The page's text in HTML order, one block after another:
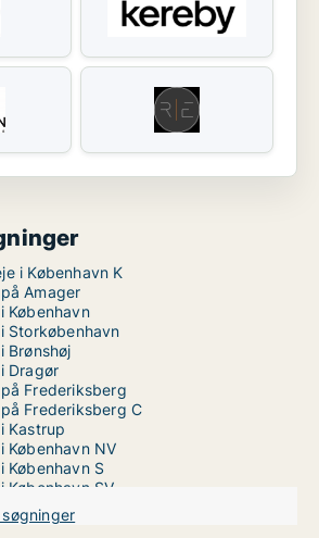
i København K
Amager
København
Storkøbenhavn
Brønshøj
Dragør
Frederiksberg
Frederiksberg C
Kastrup
København NV
København S
København SV
Nordhavn
Nørrebro